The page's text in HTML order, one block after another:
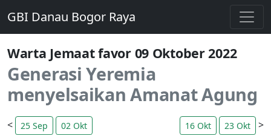
GBI Danau Bogor Raya
Warta Jemaatfavor09 Oktober 2022
Generasi Yeremia
menyelsaikan Amanat Agung
16 Okt 23 Okt >
< 25 Sep 02 Okt